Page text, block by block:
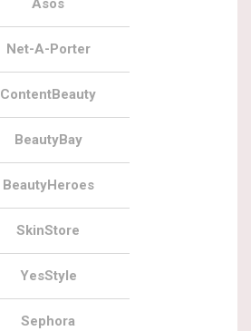
Asos
Net-A-Porter
ContentBeauty
BeautyBay
BeautyHeroes
SkinStore
YesStyle
Sephora